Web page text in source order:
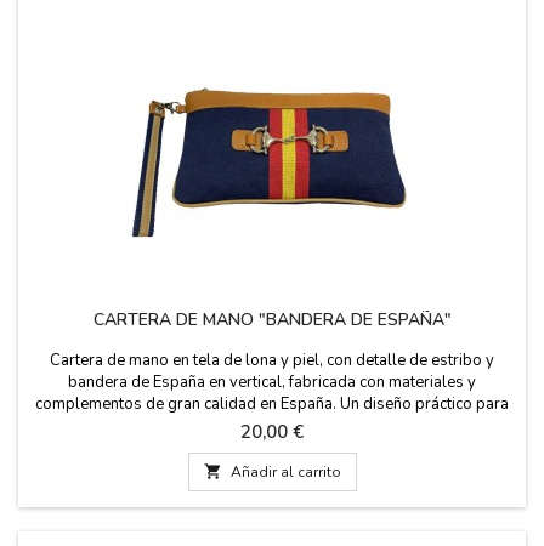
CARTERA DE MANO "BANDERA DE ESPAÑA"
Cartera de mano en tela de lona y piel, con detalle de estribo y
bandera de España en vertical, fabricada con materiales y
complementos de gran calidad en España. Un diseño práctico para
tu día a día, donde podrás llevar tus diversos accesorios. Hecha en
España, unisex. Medidas: 27 cm. x 16 cm. con un asa de 18 cm.
Precio
20,00 €
 Añadir al carrito